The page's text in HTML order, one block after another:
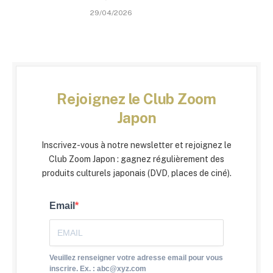
29/04/2026
Rejoignez le Club Zoom
Japon
Inscrivez-vous à notre newsletter et rejoignez le
Club Zoom Japon : gagnez régulièrement des
produits culturels japonais (DVD, places de ciné).
Email
Veuillez renseigner votre adresse email pour vous
inscrire. Ex. : abc@xyz.com